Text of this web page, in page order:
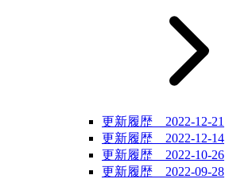
更新履歴 2022-12-21
更新履歴 2022-12-14
更新履歴 2022-10-26
更新履歴 2022-09-28